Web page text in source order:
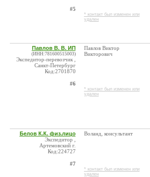
#5
* контакт был изменен или
удален
Павлов В. В. ИП
(ИНН:781600515003)
Экспедитор-перевозчик ,
Санкт-Петербург
Код:2701870
#6
Павлов Виктор
Викторович
* контакт был изменен или
удален
Белов К.К. физ.лицо
Экспедитор ,
Артемовский г.
Код:224727
#7
Воланд, консультант
* контакт был изменен или
удален